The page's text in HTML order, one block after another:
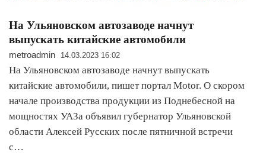
На Ульяновском автозаводе начнут
выпускать китайские автомобили
metroadmin 14.03.2023 16:02
На Ульяновском автозаводе начнут выпускать
китайские автомобили, пишет портал Motor. О скором
начале производства продукции из Поднебесной на
мощностях УАЗа объявил губернатор Ульяновской
области Алексей Русских после пятничной встречи
с…